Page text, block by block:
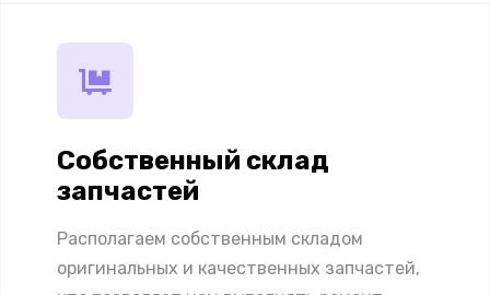
Собственный склад
запчастей
Располагаем собственным складом
оригинальных и качественных запчастей,